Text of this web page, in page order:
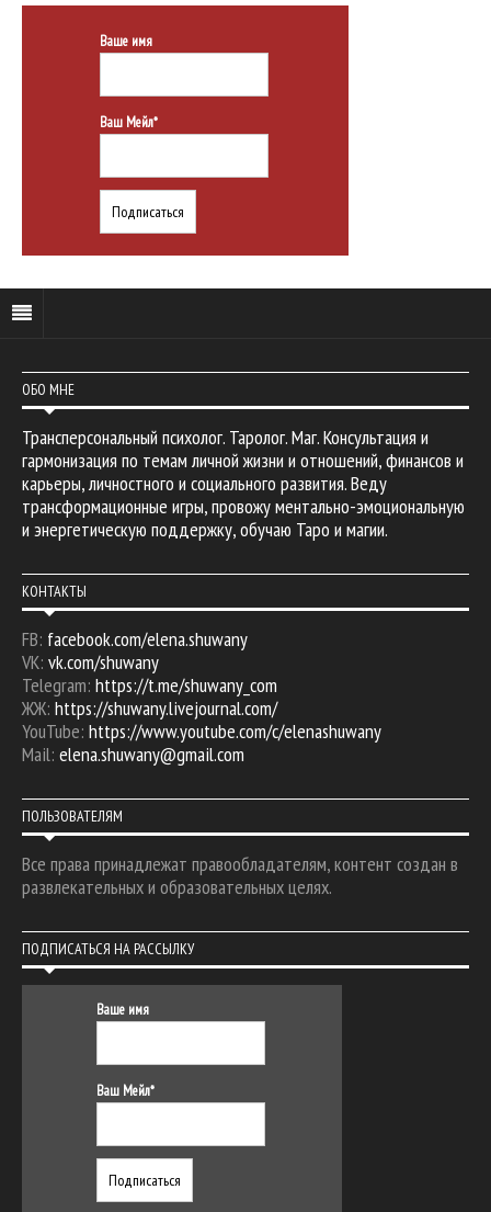
Ваше имя
Ваш Мейл*
ОБО МНЕ
Трансперсональный психолог. Таролог. Маг. Консультация и
гармонизация по темам личной жизни и отношений, финансов и
карьеры, личностного и социального развития. Веду
трансформационные игры, провожу ментально-эмоциональную
и энергетическую поддержку, обучаю Таро и магии.
КОНТАКТЫ
FB: facebook.com/elena.shuwany
VK: vk.com/shuwany
Telegram: https://t.me/shuwany_com
ЖЖ: https://shuwany.livejournal.com/
YouTube: https://www.youtube.com/c/elenashuwany
Mail: elena.shuwany@gmail.com
ПОЛЬЗОВАТЕЛЯМ
Все права принадлежат правообладателям, контент создан в
развлекательных и образовательных целях.
ПОДПИСАТЬСЯ НА РАССЫЛКУ
Ваше имя
Ваш Мейл*